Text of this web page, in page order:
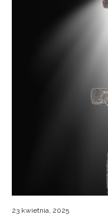
23 kwietnia, 2025